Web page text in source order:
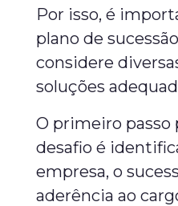
Por isso, é
plano de
considere
soluções
O primeiro passo
desafio é
empresa, o
aderência ao